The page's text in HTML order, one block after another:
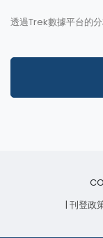
透過Trek數據平台的
| 刊登政